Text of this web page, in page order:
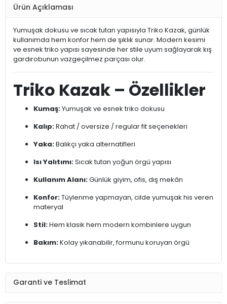
Ürün Açıklaması
Yumuşak dokusu ve sıcak tutan yapısıyla Triko Kazak, günlük
kullanımda hem konfor hem de şıklık sunar. Modern kesimi
ve esnek triko yapısı sayesinde her stile uyum sağlayarak kış
gardırobunun vazgeçilmez parçası olur.
Triko Kazak – Özellikler
Kumaş:Yumuşak ve esnek triko dokusu
Kalıp:Rahat / oversize / regular fit seçenekleri
Yaka:Balıkçı yaka alternatifleri
Isı Yalıtımı:Sıcak tutan yoğun örgü yapısı
Kullanım Alanı:Günlük giyim, ofis, dış mekân
Konfor:Tüylenme yapmayan, cilde yumuşak his veren
materyal
Stil:Hem klasik hem modern kombinlere uygun
Bakım:Kolay yıkanabilir, formunu koruyan örgü
Garanti ve Teslimat